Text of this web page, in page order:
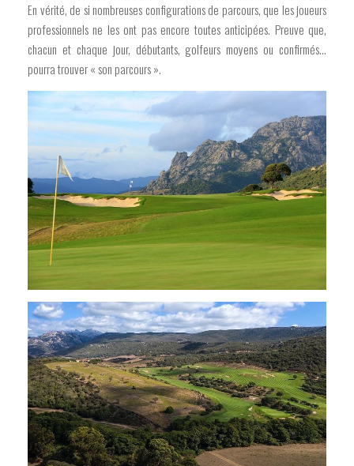
En vérité, de si nombreuses configurations de parcours, que les joueurs
professionnels ne les ont pas encore toutes anticipées. Preuve que,
chacun et chaque jour, débutants, golfeurs moyens ou confirmés...
pourra trouver « son parcours ».